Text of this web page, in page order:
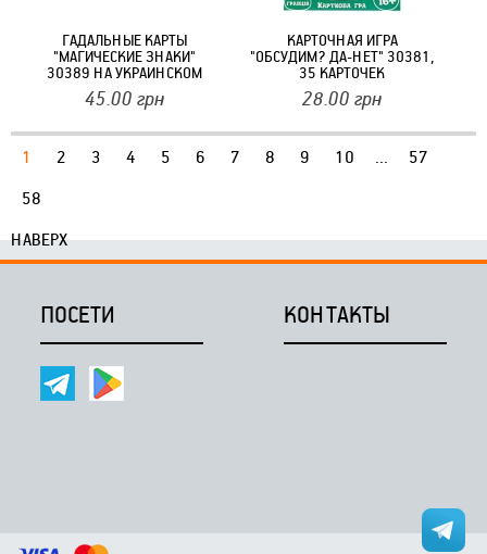
ГАДАЛЬНЫЕ КАРТЫ
"МАГИЧЕСКИЕ ЗНАКИ"
30389 НА УКРАИНСКОМ
ЯЗЫКЕ
45.00 грн
КАРТОЧНАЯ ИГРА
"ОБСУДИМ? ДА-НЕТ" 30381,
35 КАРТОЧЕК
28.00 грн
1 2 3 4 5 6 7 8 9 10 ...
57
58
НАВЕРХ
ПОСЕТИ КОНТАКТЫ